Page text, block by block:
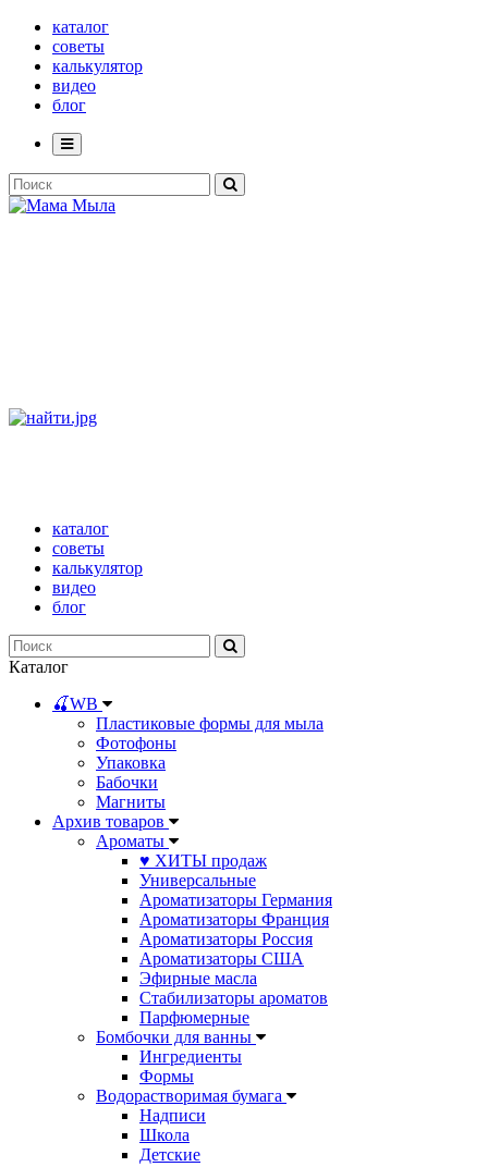
каталог
советы
калькулятор
видео
блог
каталог
советы
калькулятор
видео
блог
Каталог
🍒WB
Пластиковые формы для мыла
Фотофоны
Упаковка
Бабочки
Магниты
Архив товаров
Ароматы
♥ ХИТЫ продаж
Универсальные
Ароматизаторы Германия
Ароматизаторы Франция
Ароматизаторы Россия
Ароматизаторы США
Эфирные масла
Стабилизаторы ароматов
Парфюмерные
Бомбочки для ванны
Ингредиенты
Формы
Водорастворимая бумага
Надписи
Школа
Детские